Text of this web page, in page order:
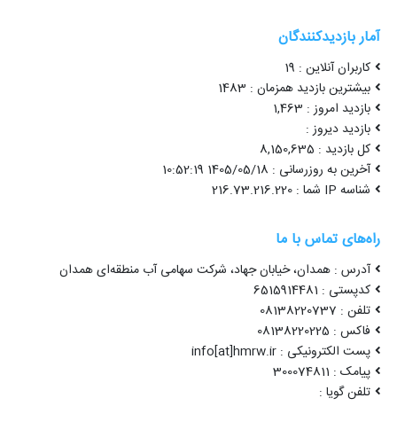
آمار بازدیدکنندگان
کاربران آنلاین : 19
بیشترین بازدید همزمان : 1483
بازدید امروز : 1,463
بازدید دیروز :
کل بازدید : 8,150,635
آخرین به روزرسانی : 1405/05/18 10:52:19
شناسه IP شما : 216.73.216.220
راه‌های تماس با ما
آدرس : همدان، خیابان جهاد، شرکت سهامی آب منطقه‌ای همدان
کدپستی : 6515914481
تلفن : 08138220737
فاکس : 08138220225
پست الکترونیکی : info[at]hmrw.ir
پیامک : 300074811
تلفن گویا :